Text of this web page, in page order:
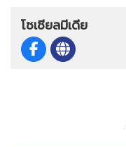
โซเชียลมีเดีย